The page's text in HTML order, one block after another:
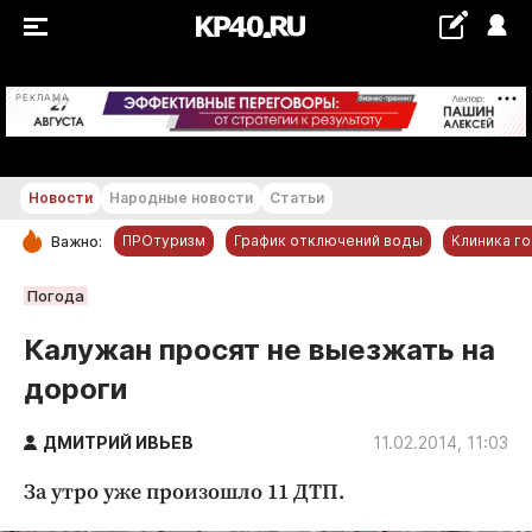
РЕКЛАМА +18...+19 °С
РУБРИКИ
Новости компаний
Статьи
Народные новости
Благоустройство
Новости Народные новости Статьи
Важно: ПРОтуризм График отключений воды Клиника
Погода
Калужан просят не выезжать на
дороги
ДМИТРИЙ ИВЬЕВ 11.02.2014, 11:03
За утро уже произошло 11 ДТП.